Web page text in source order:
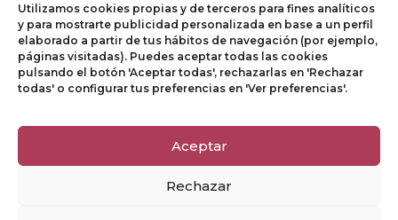
Utilizamos cookies propias y de terceros para fines analíticos
y para mostrarte publicidad personalizada en base a un perfil
elaborado a partir de tus hábitos de navegación (por ejemplo,
páginas visitadas). Puedes aceptar todas las cookies
pulsando el botón 'Aceptar todas', rechazarlas en 'Rechazar
todas' o configurar tus preferencias en 'Ver preferencias'.
Aceptar
Rechazar
Aviso legal
Política de Privacidad
Política de Cookies